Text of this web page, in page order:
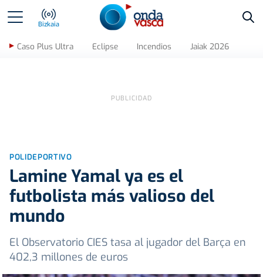
Bizkaia
Caso Plus Ultra Eclipse Incendios Jaiak 2026
POLIDEPORTIVO
Lamine Yamal ya es el
futbolista más valioso del
mundo
El Observatorio CIES tasa al jugador del Barça en
402,3 millones de euros